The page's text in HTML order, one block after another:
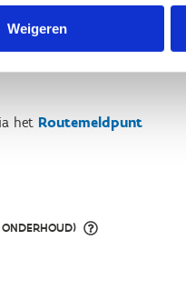
Weigeren
het Routemeldpunt